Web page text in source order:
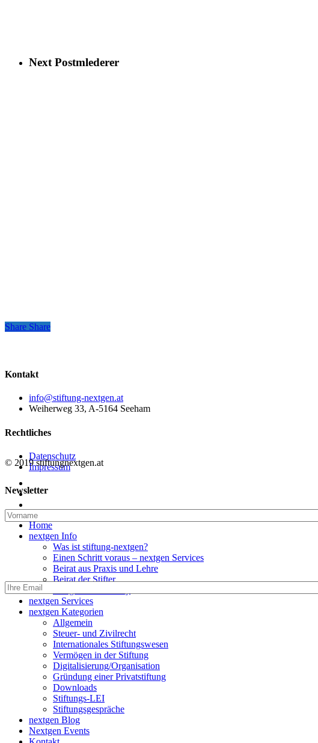
Next Postmlederer
Share
Share Share
Kontakt
info@stiftung-nextgen.at
Weiherweg 33, A-5164 Seeham
Rechtliches
Datenschutz
Impressum
Newsletter
© 2019 stiftungnextgen.at
linkedin
Close
Menu
Home
nextgen Info
Was ist stiftung-nextgen?
Einen Schritt voraus – nextgen Services
Beirat aus Praxis und Lehre
Beirat der Stifter
nextgen Services
nextgen Kategorien
Allgemein
Steuer- und Zivilrecht
Internationales Stiftungswesen
Vermögen in der Stiftung
Digitalisierung/Organisation
Gründung einer Privatstiftung
Downloads
Stiftungs-LEI
Stiftungsgespräche
nextgen Blog
Nextgen Events